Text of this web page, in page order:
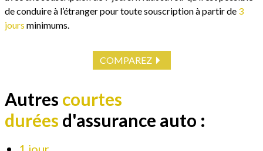
de conduire à l’étranger pour toute souscription à partir de 3
jours minimums.
COMPAREZ
Autres courtes
durées d'assurance auto :